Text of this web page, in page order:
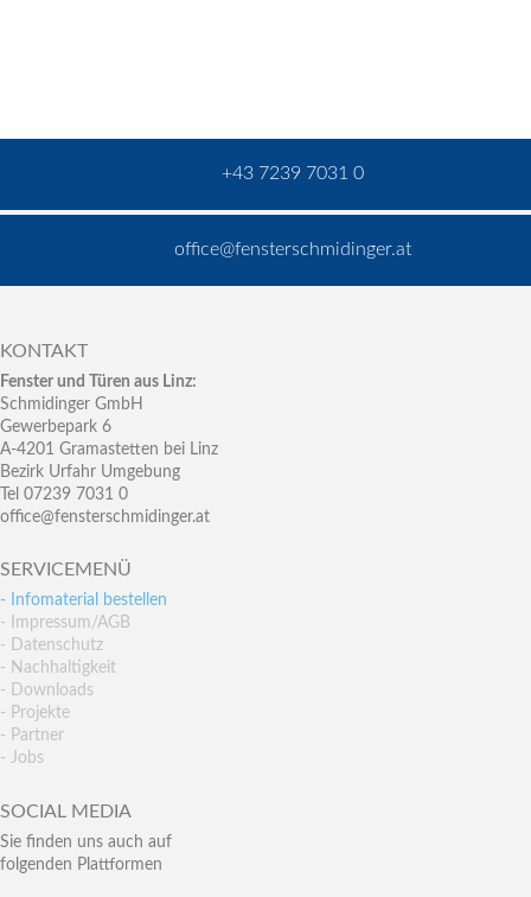
+43 7239 7031 0
office@fensterschmidinger.at
KONTAKT
Fenster und Türen aus Linz:
Schmidinger GmbH
Gewerbepark 6
A-4201 Gramastetten bei Linz
Bezirk Urfahr Umgebung
Tel 07239 7031 0
office@fensterschmidinger.at
SERVICEMENÜ
- Infomaterial bestellen
- Impressum/AGB
- Datenschutz
- Nachhaltigkeit
- Downloads
- Projekte
- Partner
- Jobs
SOCIAL MEDIA
Sie finden uns auch auf
folgenden Plattformen